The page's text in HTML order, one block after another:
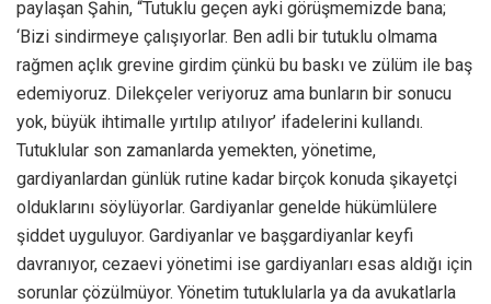
paylaşan Şahin, “Tutuklu geçen ayki görüşmemizde bana;
‘Bizi sindirmeye çalışıyorlar. Ben adli bir tutuklu olmama
rağmen açlık grevine girdim çünkü bu baskı ve zülüm ile baş
edemiyoruz. Dilekçeler veriyoruz ama bunların bir sonucu
yok, büyük ihtimalle yırtılıp atılıyor’ ifadelerini kullandı.
Tutuklular son zamanlarda yemekten, yönetime,
gardiyanlardan günlük rutine kadar birçok konuda şikayetçi
olduklarını söylüyorlar. Gardiyanlar genelde hükümlülere
şiddet uyguluyor. Gardiyanlar ve başgardiyanlar keyfi
davranıyor, cezaevi yönetimi ise gardiyanları esas aldığı için
sorunlar çözülmüyor. Yönetim tutuklularla ya da avukatlarla